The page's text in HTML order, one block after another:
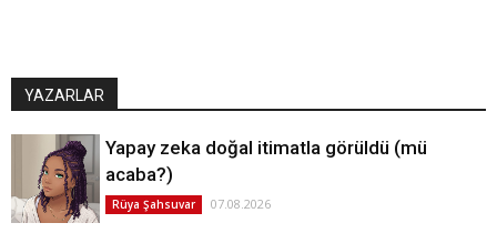
YAZARLAR
Yapay zeka doğal itimatla görüldü (mü
acaba?)
Rüya Şahsuvar 07.08.2026